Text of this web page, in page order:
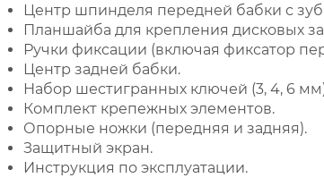
Центр шпинделя передней бабки с
Планшайба для крепления дисковых
Ручки фиксации (включая фиксатор
Центр задней бабки.
Набор шестигранных ключей (3, 4, 6
Комплект крепежных элементов.
Опорные ножки (передняя и задняя).
Защитный экран.
Инструкция по эксплуатации.